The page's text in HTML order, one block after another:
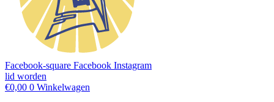
Facebook-square Facebook Instagram
lid worden
€0,00 0 Winkelwagen